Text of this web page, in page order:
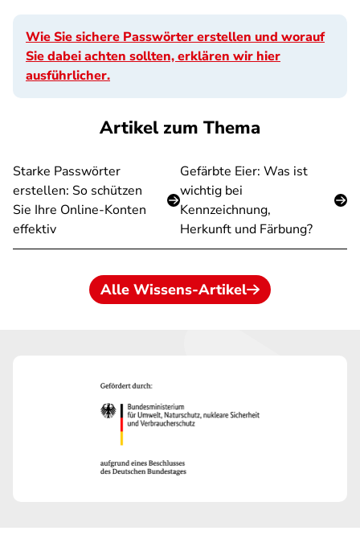
Wie Sie sichere Passwörter erstellen und worauf
Sie dabei achten sollten, erklären wir hier
ausführlicher.
Artikel zum Thema
Starke Passwörter
erstellen: So schützen
Sie Ihre Online-Konten
effektiv
Gefärbte Eier: Was ist
wichtig bei
Kennzeichnung,
Herkunft und Färbung?
Alle Wissens-Artikel